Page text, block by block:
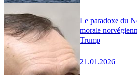
Le paradoxe du
morale
Trump
21.01.2026